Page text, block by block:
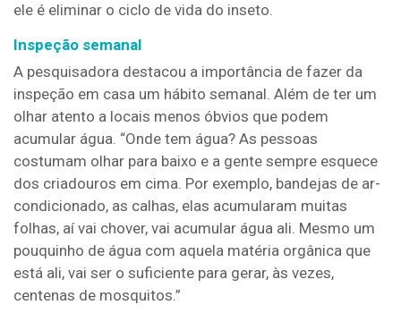
ele é eliminar o ciclo de vida do inseto.
Inspeção semanal
A pesquisadora destacou a importância de fazer da
inspeção em casa um hábito semanal. Além de ter um
olhar atento a locais menos óbvios que podem
acumular água. “Onde tem água? As pessoas
costumam olhar para baixo e a gente sempre esquece
dos criadouros em cima. Por exemplo, bandejas de ar-
condicionado, as calhas, elas acumularam muitas
folhas, aí vai chover, vai acumular água ali. Mesmo um
pouquinho de água com aquela matéria orgânica que
está ali, vai ser o suficiente para gerar, às vezes,
centenas de mosquitos.”